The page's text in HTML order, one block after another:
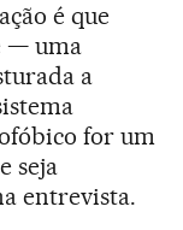
é que
— uma
a
for um
seja
entrevista.